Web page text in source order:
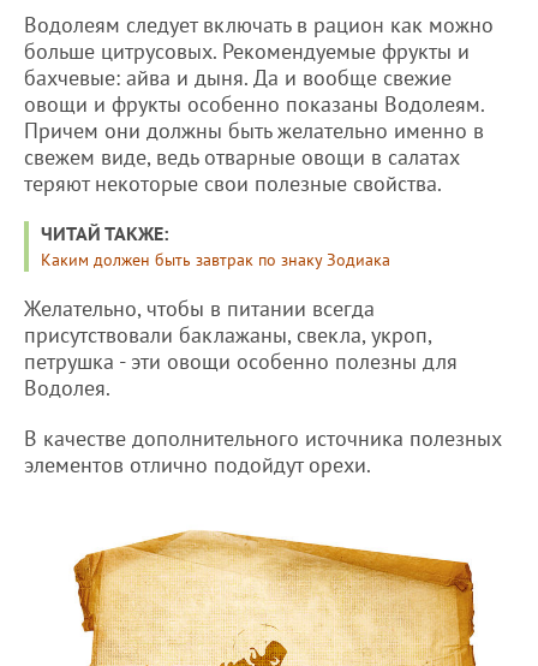
Водолеям следует включать в рацион как можно
больше цитрусовых. Рекомендуемые фрукты и
бахчевые: айва и дыня. Да и вообще свежие
овощи и фрукты особенно показаны Водолеям.
Причем они должны быть желательно именно в
свежем виде, ведь отварные овощи в салатах
теряют некоторые свои полезные свойства.
ЧИТАЙ ТАКЖЕ:
Каким должен быть завтрак по знаку Зодиака
Желательно, чтобы в питании всегда
присутствовали баклажаны, свекла, укроп,
петрушка - эти овощи особенно полезны для
Водолея.
В качестве дополнительного источника полезных
элементов отлично подойдут орехи.